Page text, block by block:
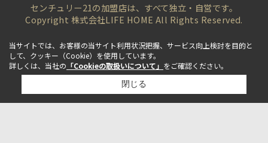
センチュリー21の加盟店は、すべて独立・自営です。
Copyright 株式会社LIFE HOME All Rights Reserved.
当サイトでは、お客様の当サイト利用状況把握、サービス向上検討を目的と
して、クッキー（Cookie）を使用しています。
詳しくは、当社の 「Cookieの取扱いについて」 をご確認ください。
閉じる